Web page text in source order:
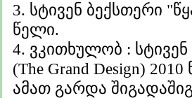
3. სტივენ ბექსთერი
წელი.
4. ვკითხულობ :
(The Grand Design)
ამათ გარდა